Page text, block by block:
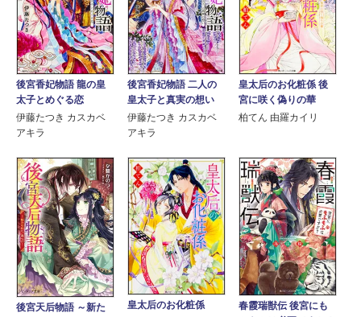
後宮香妃物語 龍の皇
太子とめぐる恋
伊藤たつき カスカベ
アキラ
後宮香妃物語 二人の
皇太子と真実の想い
伊藤たつき カスカベ
アキラ
皇太后のお化粧係 後
宮に咲く偽りの華
柏てん 由羅カイリ
後宮天后物語 ～新た
皇太后のお化粧係
春霞瑞獣伝 後宮にも